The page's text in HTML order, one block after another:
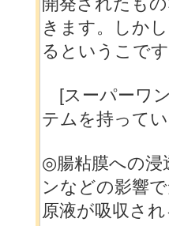
きます。しか
るというこです
[スーパーワ
テムを持ってい
◎腸粘膜への浸
ンなどの影響
原液が吸収さ